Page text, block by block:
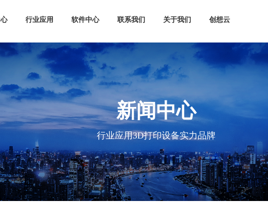
行业应用 软件中心 联系我们 关于我们 创想云
新闻中心
行业应用3D打印设备实力品牌